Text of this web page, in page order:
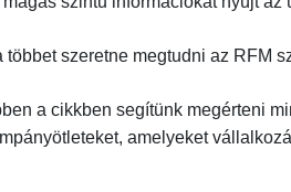
többet szeretne megtudni az RFM
a cikkben segítünk megérteni
amelyeket